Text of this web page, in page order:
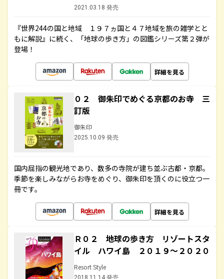
2021.03.18 発売
『世界244の国と地域 １９７ヵ国と４７地域を旅の雑学とと
もに解説』に続く、「地球の歩き方」の図鑑シリーズ第２弾が
登場！
詳細を見る
０２ 御朱印でめぐる京都のお寺 三
訂版
御朱印
2025.10.09 発売
国内屈指の観光地であり、数多の寺院が建ち並ぶ古都・京都。
季節を楽しみながらお寺をめぐり、御朱印を頂くのに役立つ一
冊です。
詳細を見る
Ｒ０２ 地球の歩き方 リゾートスタ
イル ハワイ島 ２０１９～２０２０
Resort Style
2018.11.14 発売